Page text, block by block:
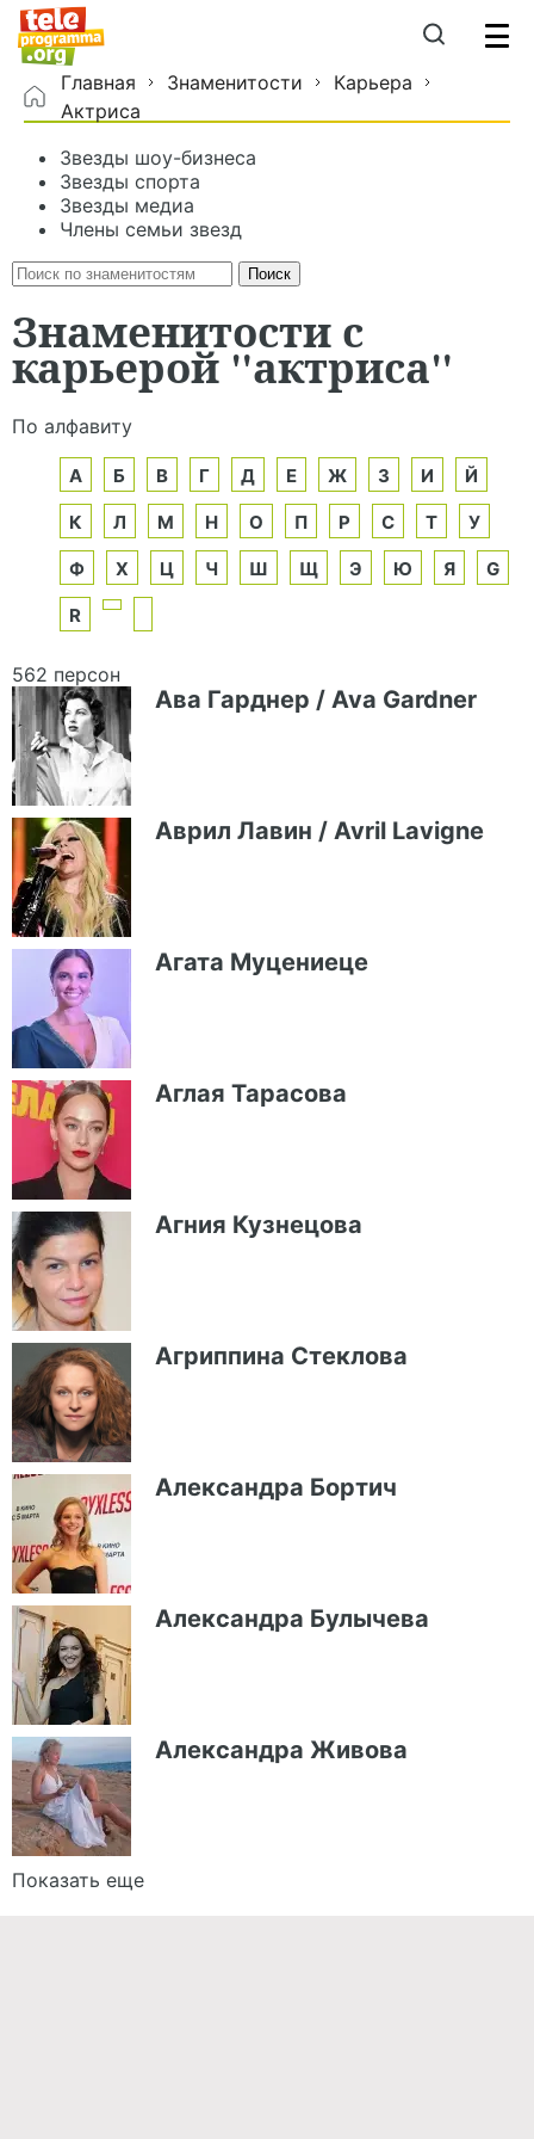
Главная Знаменитости
Карьера
Актриса
Звезды шоу-бизнеса
Звезды спорта
Звезды медиа
Члены семьи звезд
Знаменитости с
карьерой "актриса"
По алфавиту
А Б В Г Д Е Ж З И Й
К Л М Н О П Р С Т У
Ф Х Ц Ч Ш Щ Э Ю Я G
R
562 персон
Ава Гарднер / Ava Gardner
Аврил Лавин / Avril Lavigne
Агата Муцениеце
Аглая Тарасова
Агния Кузнецова
Агриппина Стеклова
Александра Бортич
Александра Булычева
Александра Живова
Показать еще